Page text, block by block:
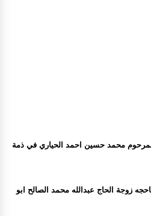
محمد حسين احمد الحياري في ذمة
زوجة الحاج عبدالله محمد الصالح ابو